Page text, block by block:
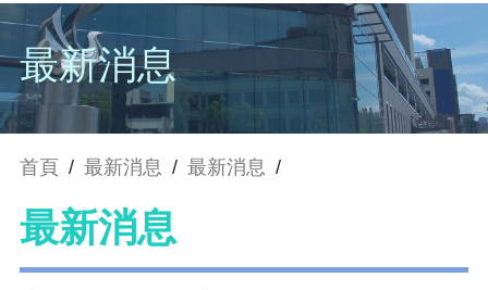
最新消息
首頁 / 最新消息 / 最新消息 /
最新消息